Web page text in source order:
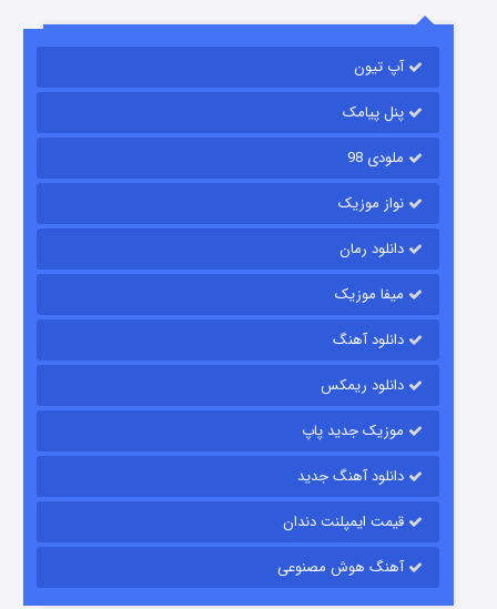
باب اسفنجی فصل ۱۷
قسمت6 (زیرنویس) منتشر شد
قسمت15 (دوبله) منتشر شد
آپ تیون
پنل پیامک
ملودی 98
نواز موزیک
دانلود رمان
میفا موزیک
دانلود آهنگ
دانلود ریمکس
موزیک جدید پاپ
دانلود آهنگ جدید
قیمت ایمپلنت دندان
آهنگ هوش مصنوعی